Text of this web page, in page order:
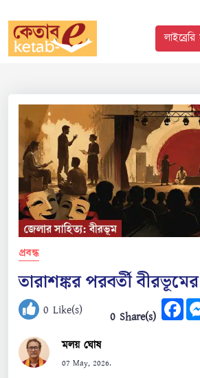
প্রবন্ধ
তারাশঙ্কর পরবর্তী
0 Like(s) 0 Share(s)
মলয় ঘোষ
07 May, 2026.